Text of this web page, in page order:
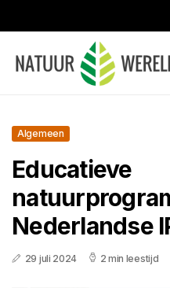
Algemeen
Educatieve
Nederlandse
29 juli 2024 2 min leestijd